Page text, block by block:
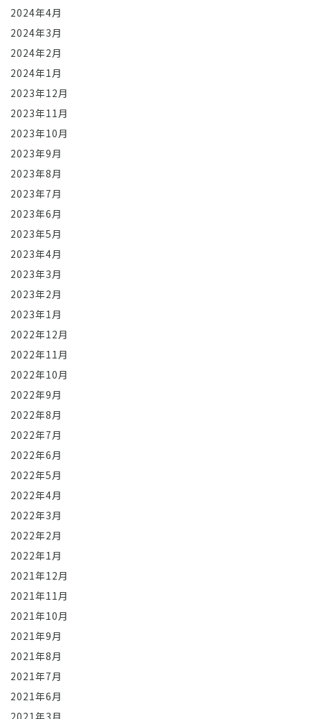
2024年4月
2024年3月
2024年2月
2024年1月
2023年12月
2023年11月
2023年10月
2023年9月
2023年8月
2023年7月
2023年6月
2023年5月
2023年4月
2023年3月
2023年2月
2023年1月
2022年12月
2022年11月
2022年10月
2022年9月
2022年8月
2022年7月
2022年6月
2022年5月
2022年4月
2022年3月
2022年2月
2022年1月
2021年12月
2021年11月
2021年10月
2021年9月
2021年8月
2021年7月
2021年6月
2021年3月